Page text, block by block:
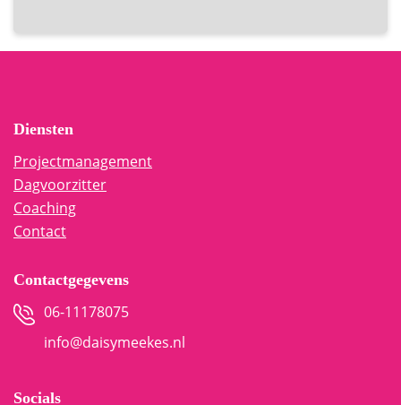
Diensten
Projectmanagement
Dagvoorzitter
Coaching
Contact
Contactgegevens
06-11178075
info@daisymeekes.nl
Socials